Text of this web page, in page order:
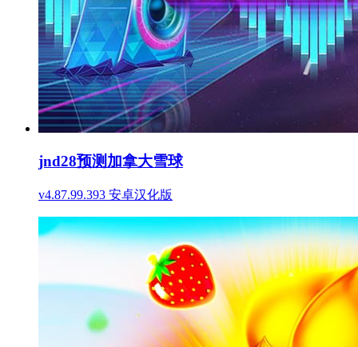
jnd28预测加拿大雪球
v4.87.99.393 安卓汉化版